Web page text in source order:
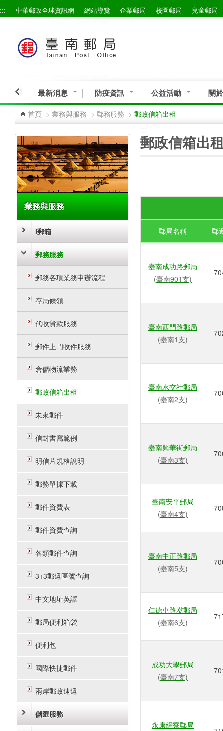
跳到主要內容區塊
::: 中華郵政全球資訊網 網站導覽 企業郵局 校園郵局 兒童郵局
最新消息 防疫資訊 公益活動 關
首頁 > 業務與服務 > 郵務服務 > 郵政信箱出租
業務與服務
i郵箱
郵務服務
郵務各項業務申辦流程
存局候領
代收貨款服務
郵件上門收件服務
倉儲物流業務
郵政信箱出租
未來郵件
信封書寫範例
明信片規格說明
郵務單據下載
郵件資費表
郵件資費查詢
各類郵件查詢
3+3郵遞區號查詢
中文地址英譯
郵局便利箱袋
便利包
國際快捷郵件
兩岸郵政速遞
儲匯服務
郵政信箱出
郵局名稱 郵
臺南成功路郵局
(臺南901支)
臺南西門路郵局
(臺南1支)
臺南水交社郵局
(臺南2支)
臺南興華街郵局
(臺南3支)
臺南安平郵局
(臺南4支)
臺南中正路郵局
(臺南5支)
仁德車路墘郵局
(臺南6支)
成功大學郵局
(臺南7支)
永康網寮郵局